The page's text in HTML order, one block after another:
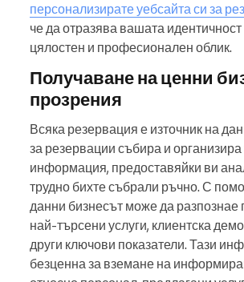
персонализирате уебсайта си за
че да отразява вашата
цялостен и професионален облик.
Получаване на ценни
прозрения
Всяка резервация е източник на
за резервации събира и организира
информация, предоставяйки ви
трудно бихте събрали ръчно. С
данни бизнесът може да разпознае
най-търсени услуги, клиентска
други ключови показатели. Тази
безценна за вземане на